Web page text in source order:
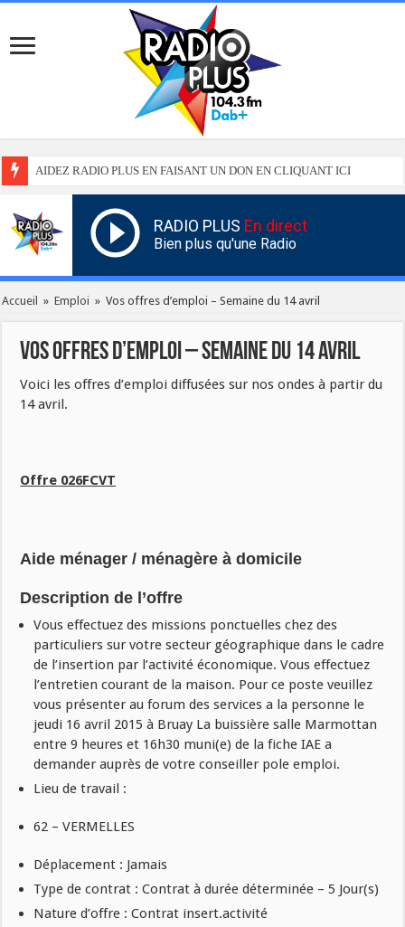
AIDEZ RADIO PLUS EN FAISANT UN DON EN CLIQUANT ICI
RADIO PLUS En direct
Bien plus qu'une Radio
Accueil » Emploi » Vos offres d’emploi – Semaine du 14 avril
Vos offres d’emploi – Semaine du 14 avril
Voici les offres d’emploi diffusées sur nos ondes à partir du
14 avril.
Offre 026FCVT
Aide ménager / ménagère à domicile
Description de l’offre
Vous effectuez des missions ponctuelles chez des
particuliers sur votre secteur géographique dans le cadre
de l’insertion par l’activité économique. Vous effectuez
l’entretien courant de la maison. Pour ce poste veuillez
vous présenter au forum des services a la personne le
jeudi 16 avril 2015 à Bruay La buissière salle Marmottan
entre 9 heures et 16h30 muni(e) de la fiche IAE a
demander auprès de votre conseiller pole emploi.
Lieu de travail :
62 – VERMELLES
Déplacement : Jamais
Type de contrat : Contrat à durée déterminée – 5 Jour(s)
Nature d’offre : Contrat insert.activité